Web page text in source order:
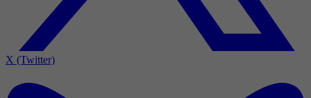
X (Twitter)